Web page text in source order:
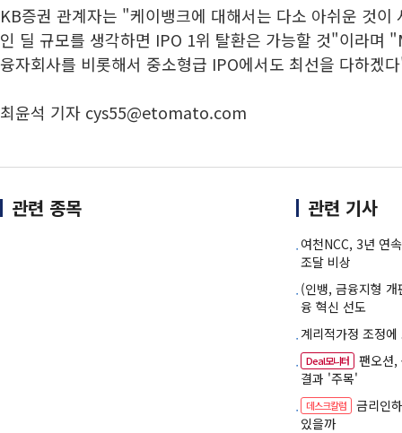
KB증권 관계자는 "케이뱅크에 대해서는 다소 아쉬운 것이
인 딜 규모를 생각하면 IPO 1위 탈환은 가능할 것"이라며
융자회사를 비롯해서 중소형급 IPO에서도 최선을 다하겠
최윤석 기자 cys55@etomato.com
관련 종목 관련 기사
여천NCC, 3년 연
조달 비상
(인뱅, 금융지형
융 혁신 선도
계리적가정 조정
Deal모니터
팬오션
결과 '주목'
데스크칼럼
금리인
있을까